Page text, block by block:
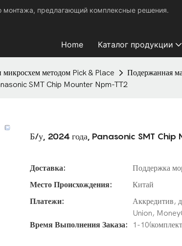
монтажа, предлагающий комплексные решения.
Home Каталог продукции
микросхем методом Pick & Place
Подержанная
SMT Chip Mounter Npm-TT2
Б/у, 2024 года, Panasonic SMT
Доставка:
Поддержка
Место Происхождения:
Китай
Платежи:
Аккредитив,
Union,
Время Выполнения Заказа:
1-